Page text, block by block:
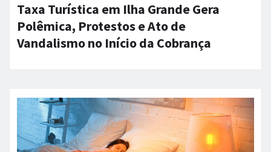
Taxa Turística em Ilha Grande Gera
Polêmica, Protestos e Ato de
Vandalismo no Início da Cobrança